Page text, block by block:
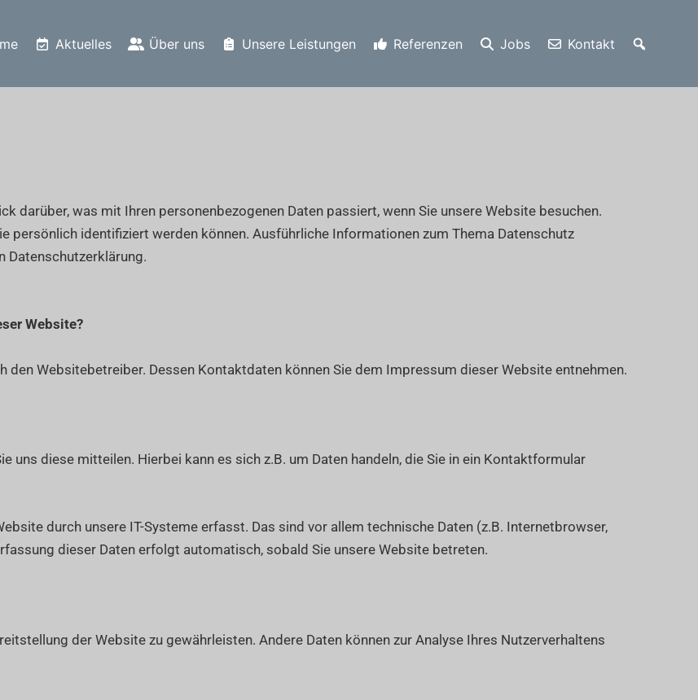
Aktuelles Über uns Unsere Leistungen Referenzen Jobs Kontakt
darüber, was mit Ihren personenbezogenen Daten passiert, wenn Sie unsere Website besuchen.
persönlich identifiziert werden können. Ausführliche Informationen zum Thema Datenschutz
Datenschutzerklärung.
Website?
Websitebetreiber. Dessen Kontaktdaten können Sie dem Impressum dieser Website entnehmen.
uns diese mitteilen. Hierbei kann es sich z.B. um Daten handeln, die Sie in ein Kontaktformular
durch unsere IT-Systeme erfasst. Das sind vor allem technische Daten (z.B. Internetbrowser,
dieser Daten erfolgt automatisch, sobald Sie unsere Website betreten.
der Website zu gewährleisten. Andere Daten können zur Analyse Ihres Nutzerverhaltens